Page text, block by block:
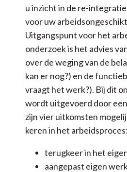
u inzicht in de re-
voor uw
Uitgangspunt voor het
onderzoek is het advies
over de weging van de
kan er nog?) en de
vraagt het werk?). Bij dit
wordt uitgevoerd door
zijn vier uitkomsten
keren in het arbeidsproces:
terugkeer in het
aangepast eigen